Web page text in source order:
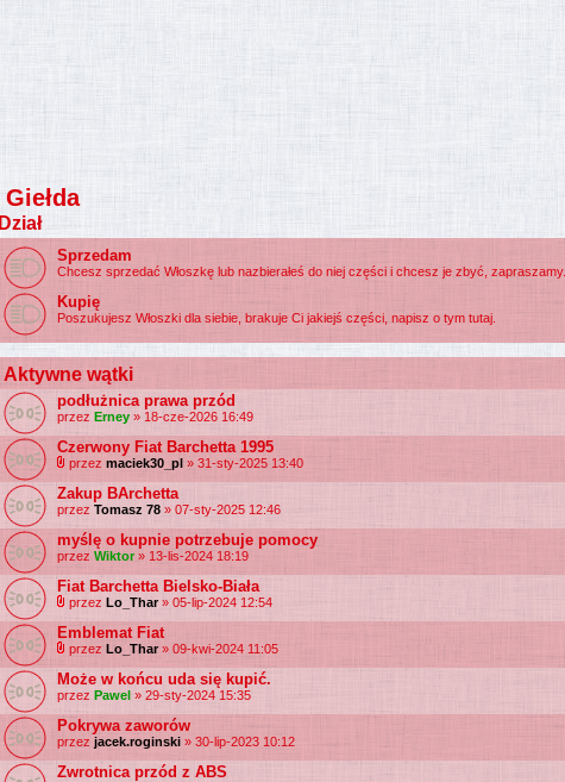
Giełda
Dział
Sprzedam
Chcesz sprzedać Włoszkę lub nazbierałeś do niej części i chcesz je zbyć, zapraszamy.
Kupię
Poszukujesz Włoszki dla siebie, brakuje Ci jakiejś części, napisz o tym tutaj.
Aktywne wątki
podłużnica prawa przód
przez Erney » 18-cze-2026 16:49
Czerwony Fiat Barchetta 1995
przez maciek30_pl » 31-sty-2025 13:40
Zakup BArchetta
przez Tomasz 78 » 07-sty-2025 12:46
myślę o kupnie potrzebuje pomocy
przez Wiktor » 13-lis-2024 18:19
Fiat Barchetta Bielsko-Biała
przez Lo_Thar» 05-lip-2024 12:54
Emblemat Fiat
przez Lo_Thar» 09-kwi-2024 11:05
Może w końcu uda się kupić.
przez Pawel » 29-sty-2024 15:35
Pokrywa zaworów
przez jacek.roginski » 30-lip-2023 10:12
Zwrotnica przód z ABS